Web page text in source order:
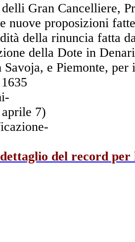
delli Gran Cancelliere,
nuove proposizioni
della rinuncia fatta
della Dote in
Savoja, e Piemonte,
7)
del record per